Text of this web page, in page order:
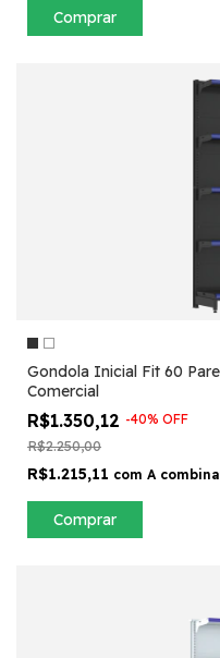
Comprar
Gondola Inicial Fit 60
Comercial
R$1.350,12 -40% OFF
R$2.250,00
R$1.215,11 com A
Comprar